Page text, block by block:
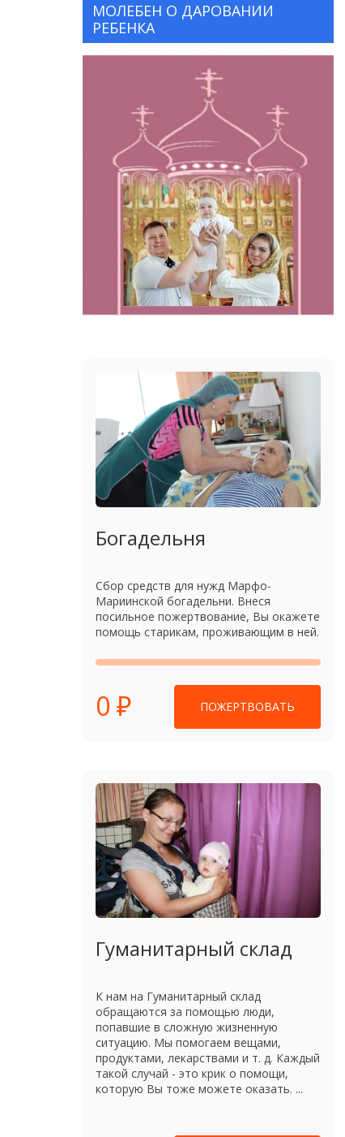
МОЛЕБЕН О ДАРОВАНИИ
РЕБЕНКА
Богадельня
Сбор средств для нужд Марфо-
Мариинской богадельни. Внеся
посильное пожертвование, Вы окажете
помощь старикам, проживающим в ней.
0 ₽ ПОЖЕРТВОВАТЬ
Гуманитарный склад
К нам на Гуманитарный склад
обращаются за помощью люди,
попавшие в сложную жизненную
ситуацию. Мы помогаем вещами,
продуктами, лекарствами и т. д. Каждый
такой случай - это крик о помощи,
которую Вы тоже можете оказать. ...